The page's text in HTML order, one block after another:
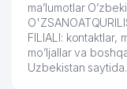
ma’lumotlar
FILIALI: kontaktlar,
mo’ljallar va
Uzbekistan saytida.